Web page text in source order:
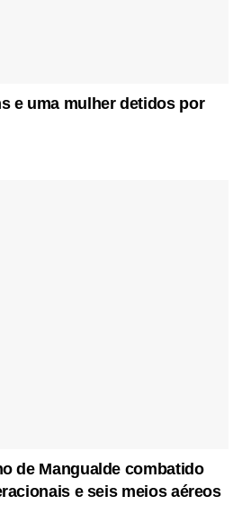
e uma mulher detidos por
de Mangualde combatido
e seis meios aéreos